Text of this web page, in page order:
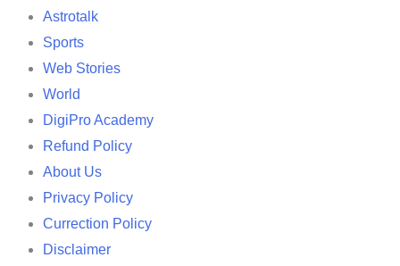
Astrotalk
Sports
Web Stories
World
DigiPro Academy
Refund Policy
About Us
Privacy Policy
Currection Policy
Disclaimer